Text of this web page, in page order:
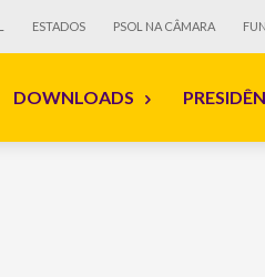
ESTADOS PSOL NA CÂMARA
DOWNLOADS